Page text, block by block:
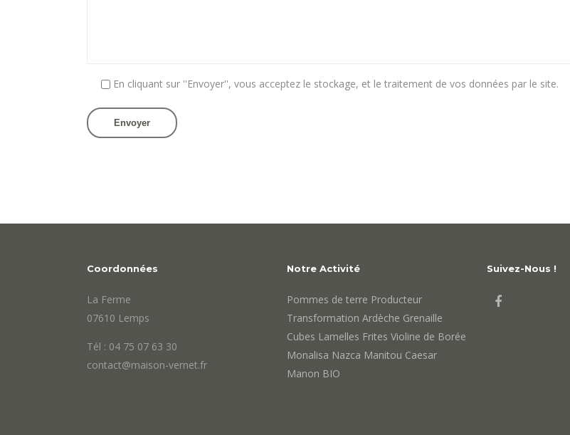
En cliquant sur ''Envoyer'', vous acceptez le stockage, et le traitement de vos données par le site.
Coordonnées
La Ferme
07610 Lemps
Tél : 04 75 07 63 30
contact@maison-vernet.fr
Notre Activité
Pommes de terre Producteur
Transformation Ardèche Grenaille
Cubes Lamelles Frites Violine de Borée
Monalisa Nazca Manitou Caesar
Manon BIO
Suivez-Nous !